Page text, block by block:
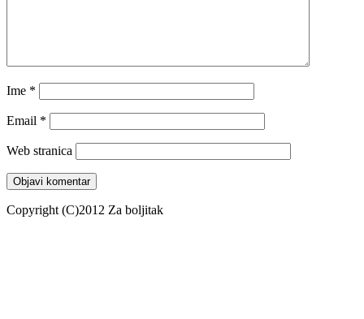
Ime *
Email *
Web stranica
Copyright (C)2012 Za boljitak